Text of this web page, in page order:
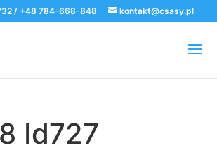
/ +48 784-668-848 kontakt@csasy.pl
Id727